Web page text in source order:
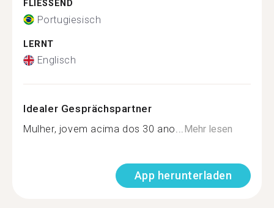
FLIESSEND
Portugiesisch
LERNT
Englisch
Idealer Gesprächspartner
Mulher, jovem acima dos 30 ano...Mehr lesen
App herunterladen